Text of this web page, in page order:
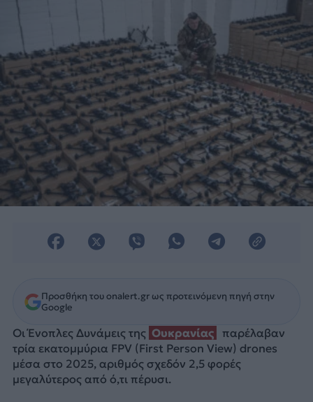
μάχης.
Προσθήκη του onalert.gr ως προτεινόμενη πηγή στην
Google
Οι Ένοπλες Δυνάμεις της Ουκρανίας
παρέλαβαν
τρία εκατομμύρια FPV (First Person View) drones
μέσα στο 2025, αριθμός σχεδόν 2,5 φορές
μεγαλύτερος από ό,τι πέρυσι.